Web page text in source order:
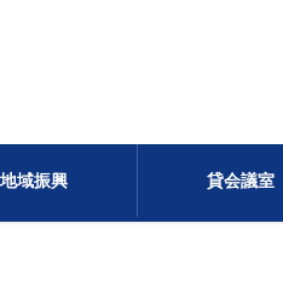
地域振興 貸会議室